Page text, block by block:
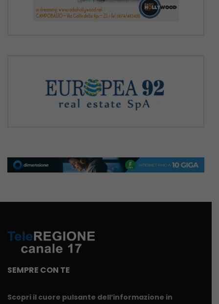
SEMPRE CON TE
Scopri il cuore pulsante dell’informazione in